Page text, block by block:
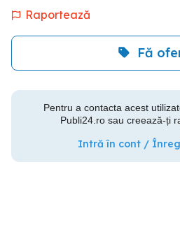
Raportează
Fă
Pentru a contacta acest
Publi24.ro sau creează-ți
Intră în cont /